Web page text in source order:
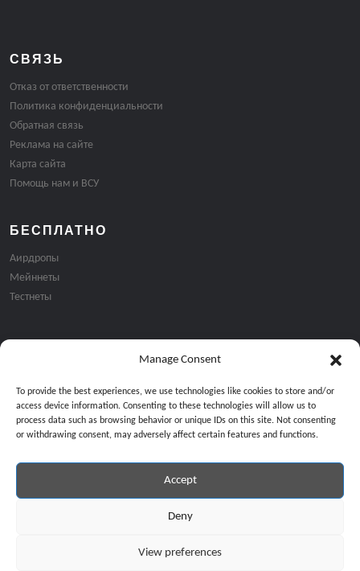
Manage Consent
To provide the best experiences, we use technologies like cookies to store and/or
access device information. Consenting to these technologies will allow us to
process data such as browsing behavior or unique IDs on this site. Not consenting
or withdrawing consent, may adversely affect certain features and functions.
Accept
Deny
View preferences
СВЯЗЬ
Отказ от ответственности
Политика конфиденциальности
Обратная связь
Реклама на сайте
Карта сайта
Помощь нам и ВСУ
БЕСПЛАТНО
Аирдропы
Мейннеты
Тестнеты
Подписка на email рассылку:
Продолжая, вы соглашаетесь с нашей политикой
Copyright © 2024 All Rights Reserved by